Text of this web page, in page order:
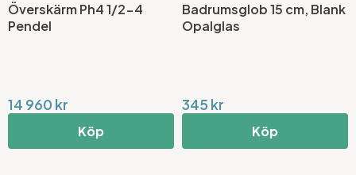
Överskärm Ph4 1/2-4
Pendel
14 960 kr
Köp
Badrumsglob 15 cm, Blank
Opalglas
345 kr
Köp